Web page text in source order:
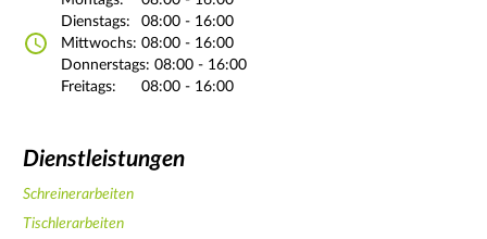
Dienstags:
08:00 - 16:00
Mittwochs: 08:00 - 16:00
Donnerstags: 08:00 - 16:00
Freitags:
08:00 - 16:00
Dienstleistungen
Schreinerarbeiten
Tischlerarbeiten